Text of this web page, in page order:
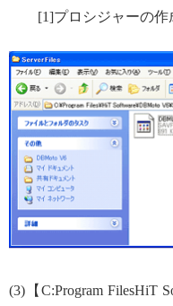
[1]プロシジャーの作
(3)【C:Program FilesHiT